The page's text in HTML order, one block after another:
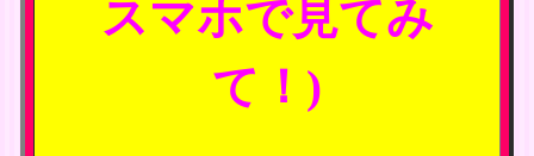
スマホで見てみ
て！)